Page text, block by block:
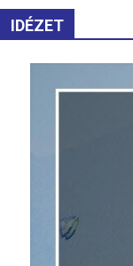
IDÉZET